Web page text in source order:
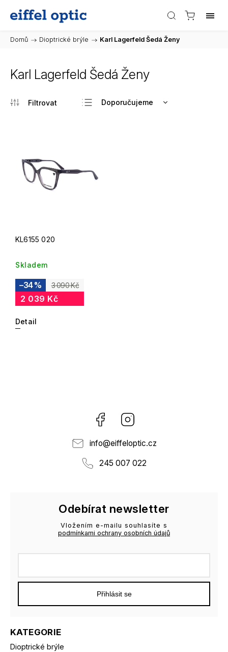
Domů / Dioptrické brýle / Karl Lagerfeld Šedá Ženy
Karl Lagerfeld Šedá Ženy
Doporučujeme
KL6155 020
Skladem
3 090 Kč
–34 %
2 039 Kč
Detail
Facebook
info@eiffeloptic.cz
245 007 022
KATEGORIE
Dioptrické brýle
Odebírat newsletter
Vložením e-mailu souhlasíte s
podmínkami ochrany osobních údajů
Přihlásit se